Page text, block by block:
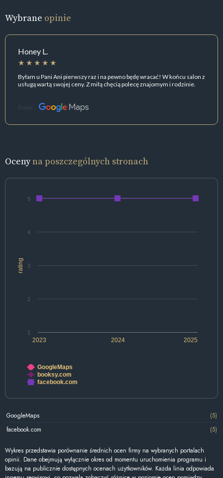
Wybrane opinie
Honey L.
Byłam u Pani Ani pierwszy raz i na pewno będę wracać! W końcu salon z
usługą wartą swojej ceny. Z miłą chęcią polecę znajomym i rodzinie.
Źródło:
Ocenyna poszczególnych stronach
rating
2023 2024 2025
1
2
3
4
5
GoogleMaps
booksy.com
facebook.com
GoogleMaps
(5)
facebook.com
(5)
Wykres przedstawia porównanie średnich ocen firmy na wybranych portalach
opinii. Dane obejmują wyłącznie okres od momentu uruchomienia programu i
bazują na publicznie dostępnych ocenach użytkowników. Każda linia odpowiada